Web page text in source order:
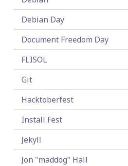
Debian Day
Document Freedom Day
FLISOL
Git
Hacktoberfest
Install Fest
Jekyll
Jon "maddog" Hall